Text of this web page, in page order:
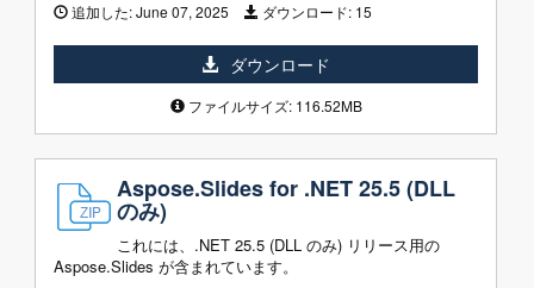
追加した:June 07, 2025 ダウンロード: 15
ダウンロード
ファイルサイズ: 116.52MB
Aspose.Slides for .NET 25.5 (DLL
のみ)
これには、.NET 25.5 (DLL のみ) リリース用の
Aspose.Slides が含まれています。